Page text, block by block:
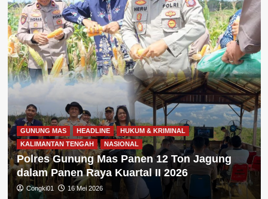
GUNUNG MAS HEADLINE
HUKUM & KRIMINAL
KALIMANTAN TENGAH
NASIONAL
Polres Gunung Mas Panen 12 Ton Jagung
dalam Panen Raya Kuartal II 2026
Congki01 16 Mei 2026